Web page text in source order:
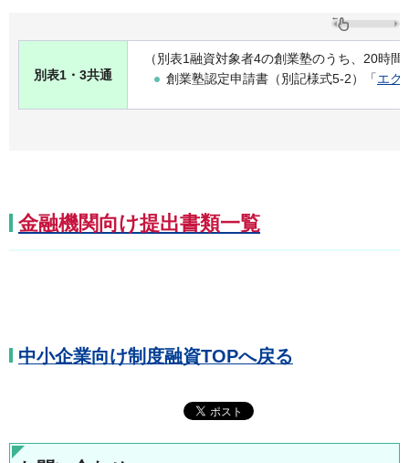
別表1・3共通
（別表1融資対象者4の創業塾のうち、20時
創業塾認定申請書（別記様式5-2）「エク
金融機関向け提出書類一覧
中小企業向け制度融資TOPへ戻る